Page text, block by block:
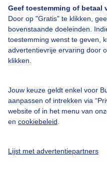
Geef toestemming of betaal
Door op "Gratis" te klikken,
bovenstaande doeleinden.
toestemming wenst te geven,
advertentievrije ervaring door
klikken.
Jouw keuze geldt enkel voor
aanpassen of intrekken via
website of in het menu van
en cookiebeleid
Lijst met advertentiepartners
Toegankelijkheid
Gebruikersvoorwaarden
Adverteren
Buienradar Team
Cookie beleid
Privacy instellingen
Gratis weerdata
@BuienradarNL